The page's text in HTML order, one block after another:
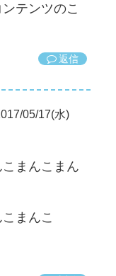
テンツのこ
返信
05/17(水)
まんこまん
まんこ